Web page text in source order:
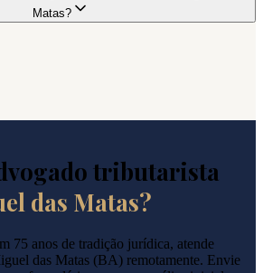
Matas?
tributarista
das Matas?
75 anos de tradição jurídica, atende
das Matas (BA) remotamente. Envie